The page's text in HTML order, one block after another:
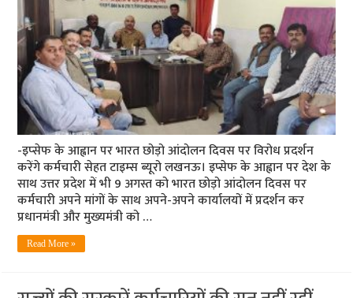
-इप्‍सेफ के आह्वान पर भारत छोड़ो आंदोलन दिवस पर विरोध प्रदर्शन
करेंगे कर्मचारी सेहत टाइम्‍स ब्‍यूरो लखनऊ। इप्सेफ के आह्वान पर देश के
साथ उत्तर प्रदेश में भी 9 अगस्त को भारत छोड़ो आंदोलन दिवस पर
कर्मचारी अपने मांगों के साथ अपने-अपने कार्यालयों में प्रदर्शन कर
प्रधानमंत्री और मुख्यमंत्री को …
Read More »